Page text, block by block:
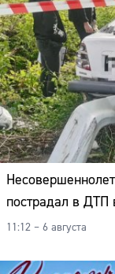
пострадал в ДТП
11:12 – 6 августа